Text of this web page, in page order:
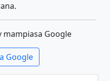
mampiasa Google
Google